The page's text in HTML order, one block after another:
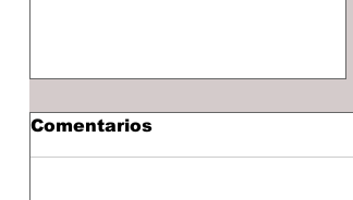
Comentarios